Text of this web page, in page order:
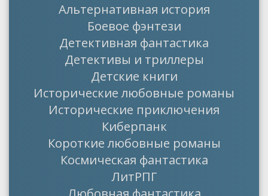
Альтернативная история
Боевое фэнтези
Детективная фантастика
Детективы и триллеры
Детские книги
Исторические любовные романы
Исторические приключения
Киберпанк
Короткие любовные романы
Космическая фантастика
ЛитРПГ